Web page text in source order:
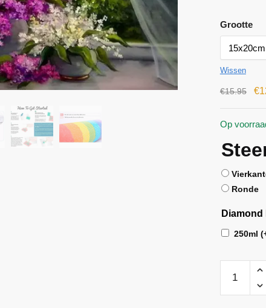
Grootte
Wissen
€15.95 €
Op
Ronde
250ml